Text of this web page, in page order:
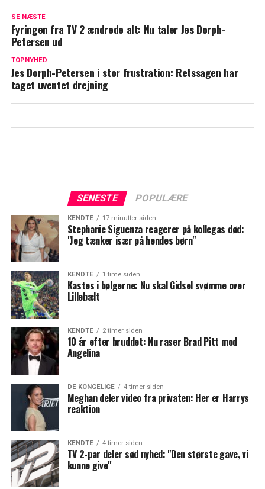
Mogensen det videre
Andreas Mogensen skabte stor glæde:
SE NÆSTE
Fyringen fra TV 2 ændrede alt: Nu taler Jes Dorph-
Petersen ud
TOPNYHED
Jes Dorph-Petersen i stor frustration: Retssagen har
taget uventet drejning
SENESTE POPULÆRE
KENDTE 17 minutter siden
Stephanie Siguenza reagerer på kollegas død:
"Jeg tænker især på hendes børn"
KENDTE 1 time siden
Kastes i bølgerne: Nu skal Gidsel svømme over
Lillebælt
KENDTE 2 timer siden
10 år efter bruddet: Nu raser Brad Pitt mod
Angelina
DE KONGELIGE 4 timer siden
Meghan deler video fra privaten: Her er Harrys
reaktion
KENDTE 4 timer siden
TV 2-par deler sød nyhed: "Den største gave, vi
kunne give"